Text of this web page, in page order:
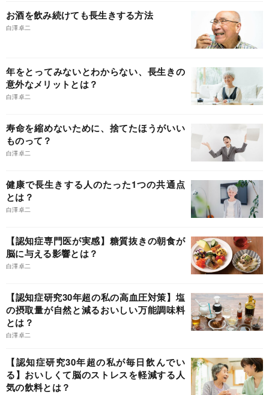
お酒を飲み続けても長生きする方法
白澤卓二
年をとってみないとわからない、長生きの
意外なメリットとは？
白澤卓二
寿命を縮めないために、捨てたほうがいい
ものって？
白澤卓二
健康で長生きする人のたった1つの共通点
とは？
白澤卓二
【認知症専門医が実感】糖質抜きの朝食が
脳に与える影響とは？
白澤卓二
【認知症研究30年超の私の高血圧対策】塩
の摂取量が自然と減るおいしい万能調味料
とは？
白澤卓二
【認知症研究30年超の私が毎日飲んでい
る】おいしくて脳のストレスを軽減する人
気の飲料とは？